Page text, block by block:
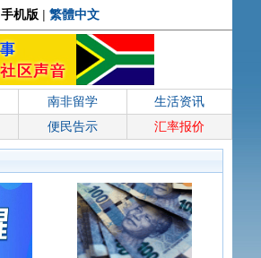
手机版 | 繁體中文
南非留学
生活资讯
便民告示 汇率报价